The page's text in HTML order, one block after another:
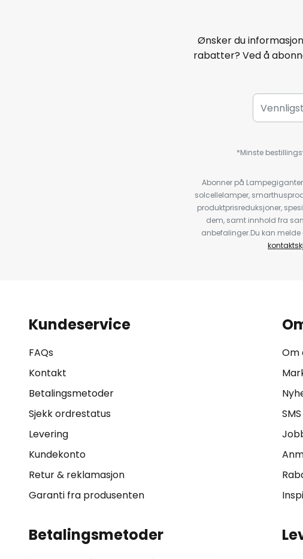
Ønsker du
rabatter? Ved å
*Minste
Abonner på
solcellelamper,
produktprisreduksjoner,
dem, samt innhold fra
anbefalinger.Du kan
Kundeservice
FAQs
Kontakt
Betalingsmetoder
Sjekk ordrestatus
Levering
Kundekonto
Retur & reklamasjon
Garanti fra produsenten
Om
Betalingsmetoder